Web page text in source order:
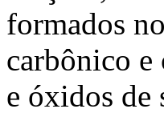
formados
carbônico e
e óxidos